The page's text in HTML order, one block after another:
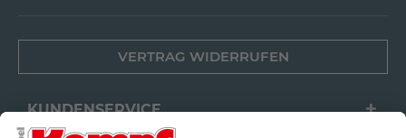
VERTRAG WIDERRUFEN
KUNDENSERVICE